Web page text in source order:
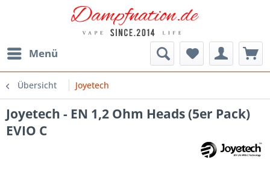
Menü
Übersicht Joyetech
Joyetech - EN 1,2 Ohm Heads (5er Pack)
EVIO C